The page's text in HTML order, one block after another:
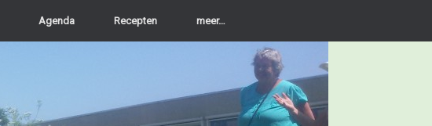
Agenda Recepten meer…